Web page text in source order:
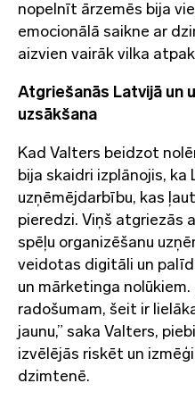
nopelnīt ārzemēs bija
emocionālā saikne ar
aizvien vairāk vilka
Atgriešanās Latvijā un
uzsākšana
Kad Valters beidzot
bija skaidri izplānojis,
uzņēmējdarbību, kas
pieredzi. Viņš atgriezās
spēļu organizēšanu
veidotas digitāli un
un mārketinga
radošumam, šeit ir
jaunu,” saka Valters,
izvēlējās riskēt un
dzimtenē​.